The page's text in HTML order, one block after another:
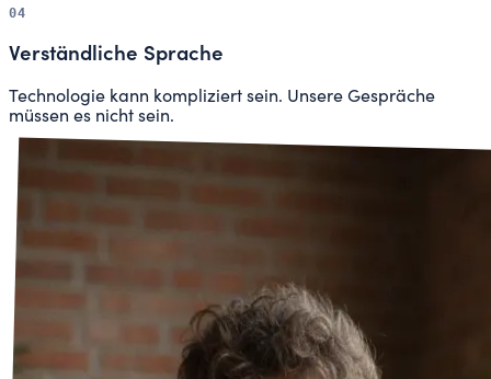
04
Verständliche Sprache
Technologie kann kompliziert sein. Unsere Gespräche
müssen es nicht sein.